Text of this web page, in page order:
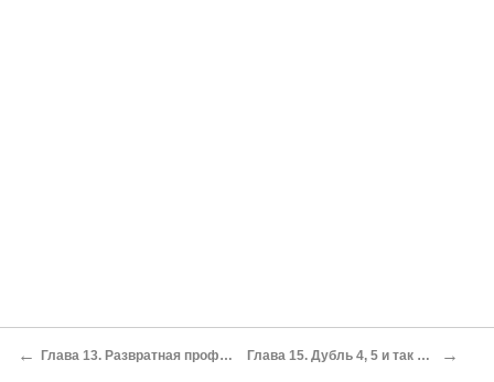
← Глава 13. Развратная профессия Глава 15. Дубль 4, 5 и так далее →